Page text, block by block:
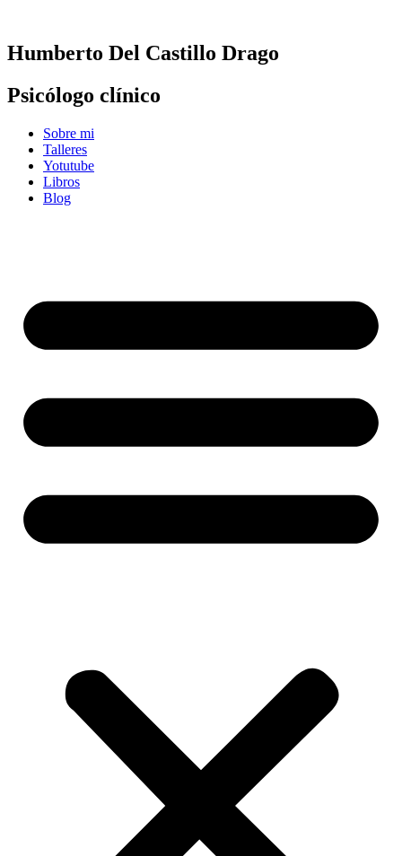
contenido
Humberto Del Castillo Drago
Psicólogo clínico
Sobre mi
Talleres
Yotutube
Libros
Blog